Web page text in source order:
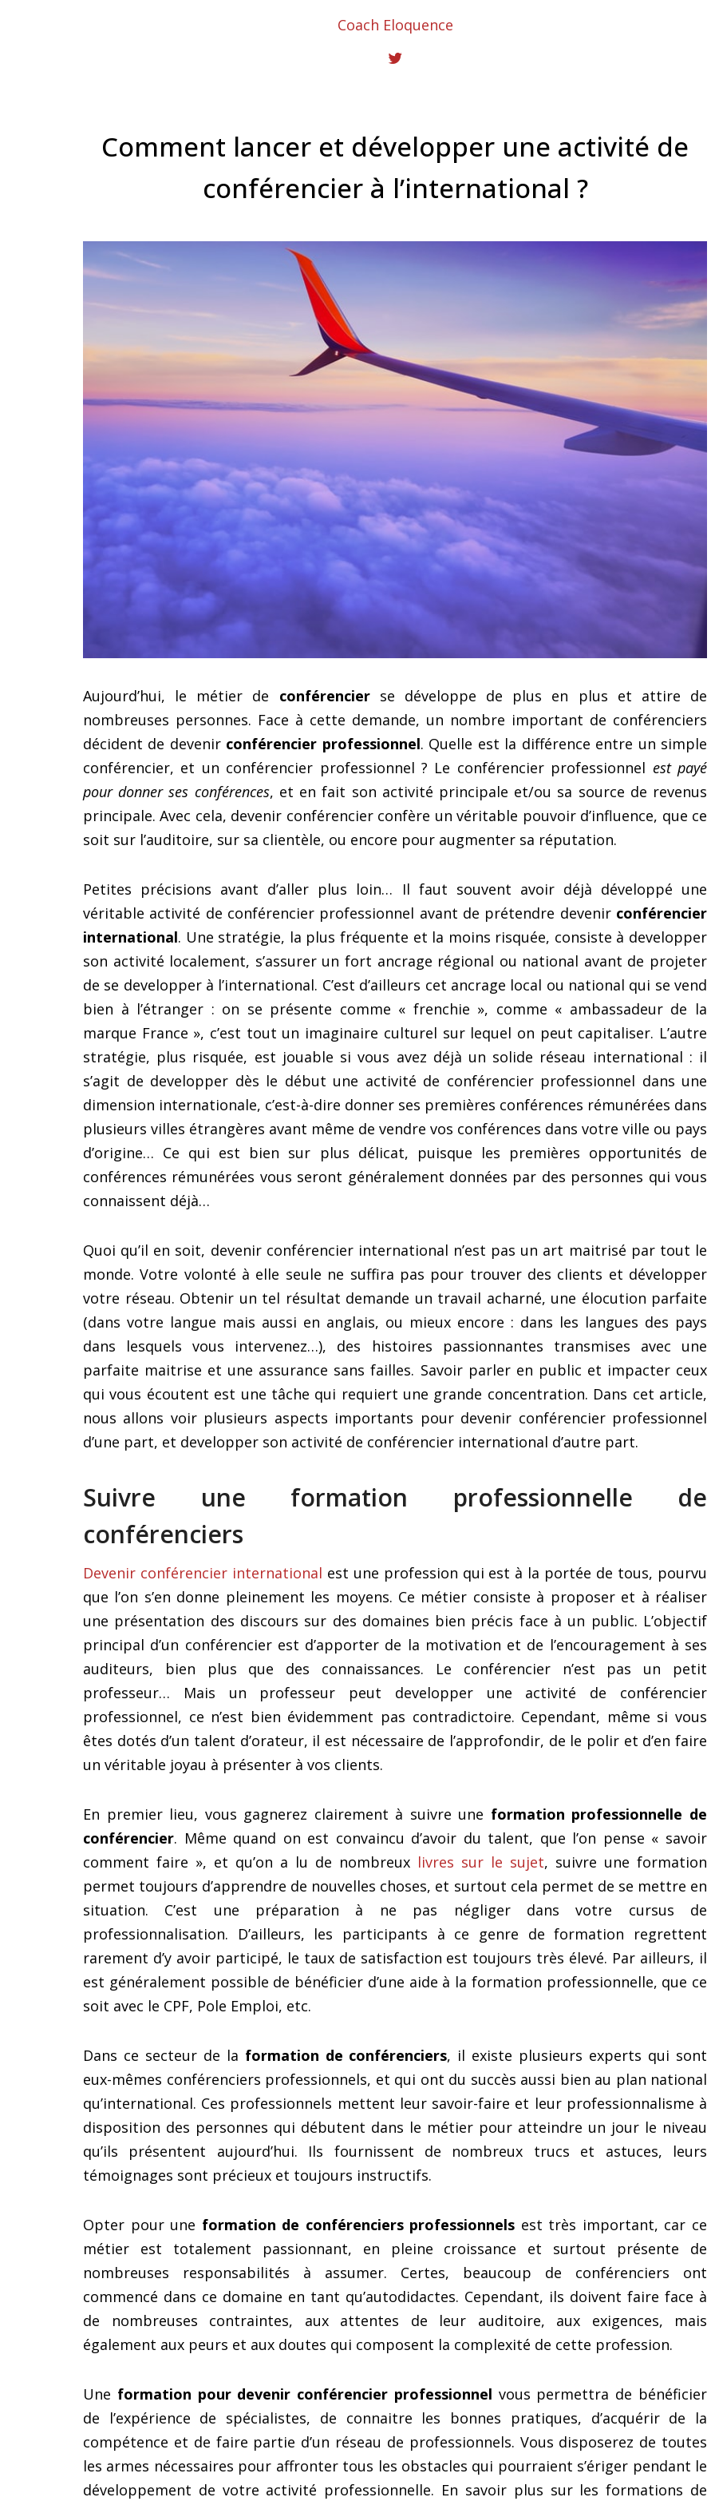
Coach Eloquence
Comment lancer et développer une activité de
conférencier à l’international ?
Aujourd’hui, le métier de conférencierse développe de plus en plus et attire de
nombreuses personnes. Face à cette demande, un nombre important de conférenciers
décident de devenir conférencier professionnel. Quelle est la différence entre un simple
conférencier, et un conférencier professionnel ? Le conférencier professionnel est payé
pour donner ses conférences, et en fait son activité principale et/ou sa source de revenus
principale. Avec cela, devenir conférencier confère un véritable pouvoir d’influence, que ce
soit sur l’auditoire, sur sa clientèle, ou encore pour augmenter sa réputation.
Petites précisions avant d’aller plus loin… Il faut souvent avoir déjà développé une
véritable activité de conférencier professionnel avant de prétendre devenir conférencier
international. Une stratégie, la plus fréquente et la moins risquée, consiste à developper
son activité localement, s’assurer un fort ancrage régional ou national avant de projeter
de se developper à l’international. C’est d’ailleurs cet ancrage local ou national qui se vend
bien à l’étranger : on se présente comme « frenchie », comme « ambassadeur de la
marque France », c’est tout un imaginaire culturel sur lequel on peut capitaliser. L’autre
stratégie, plus risquée, est jouable si vous avez déjà un solide réseau international : il
s’agit de developper dès le début une activité de conférencier professionnel dans une
dimension internationale, c’est-à-dire donner ses premières conférences rémunérées dans
plusieurs villes étrangères avant même de vendre vos conférences dans votre ville ou pays
d’origine… Ce qui est bien sur plus délicat, puisque les premières opportunités de
conférences rémunérées vous seront généralement données par des personnes qui vous
connaissent déjà…
Quoi qu’il en soit, devenir conférencier international n’est pas un art maitrisé par tout le
monde. Votre volonté à elle seule ne suffira pas pour trouver des clients et développer
votre réseau. Obtenir un tel résultat demande un travail acharné, une élocution parfaite
(dans votre langue mais aussi en anglais, ou mieux encore : dans les langues des pays
dans lesquels vous intervenez…), des histoires passionnantes transmises avec une
parfaite maitrise et une assurance sans failles. Savoir parler en public et impacter ceux
qui vous écoutent est une tâche qui requiert une grande concentration. Dans cet article,
nous allons voir plusieurs aspects importants pour devenir conférencier professionnel
d’une part, et developper son activité de conférencier international d’autre part.
Suivre une formation professionnelle de
conférenciers
Devenir conférencier international est une profession qui est à la portée de tous, pourvu
que l’on s’en donne pleinement les moyens. Ce métier consiste à proposer et à réaliser
une présentation des discours sur des domaines bien précis face à un public. L’objectif
principal d’un conférencier est d’apporter de la motivation et de l’encouragement à ses
auditeurs, bien plus que des connaissances. Le conférencier n’est pas un petit
professeur… Mais un professeur peut developper une activité de conférencier
professionnel, ce n’est bien évidemment pas contradictoire. Cependant, même si vous
êtes dotés d’un talent d’orateur, il est nécessaire de l’approfondir, de le polir et d’en faire
un véritable joyau à présenter à vos clients.
En premier lieu, vous gagnerez clairement à suivre une formation professionnelle de
conférencier. Même quand on est convaincu d’avoir du talent, que l’on pense « savoir
comment faire », et qu’on a lu de nombreux livres sur le sujet, suivre une formation
permet toujours d’apprendre de nouvelles choses, et surtout cela permet de se mettre en
situation. C’est une préparation à ne pas négliger dans votre cursus de
professionnalisation. D’ailleurs, les participants à ce genre de formation regrettent
rarement d’y avoir participé, le taux de satisfaction est toujours très élevé. Par ailleurs, il
est généralement possible de bénéficier d’une aide à la formation professionnelle, que ce
soit avec le CPF, Pole Emploi, etc.
Dans ce secteur de la formation de conférenciers, il existe plusieurs experts qui sont
eux-mêmes conférenciers professionnels, et qui ont du succès aussi bien au plan national
qu’international. Ces professionnels mettent leur savoir-faire et leur professionnalisme à
disposition des personnes qui débutent dans le métier pour atteindre un jour le niveau
qu’ils présentent aujourd’hui. Ils fournissent de nombreux trucs et astuces, leurs
témoignages sont précieux et toujours instructifs.
Opter pour une formation de conférenciers professionnels est très important, car ce
métier est totalement passionnant, en pleine croissance et surtout présente de
nombreuses responsabilités à assumer. Certes, beaucoup de conférenciers ont
commencé dans ce domaine en tant qu’autodidactes. Cependant, ils doivent faire face à
de nombreuses contraintes, aux attentes de leur auditoire, aux exigences, mais
également aux peurs et aux doutes qui composent la complexité de cette profession.
Une formation pour devenir conférencier professionnel vous permettra de bénéficier
de l’expérience de spécialistes, de connaitre les bonnes pratiques, d’acquérir de la
compétence et de faire partie d’un réseau de professionnels. Vous disposerez de toutes
les armes nécessaires pour affronter tous les obstacles qui pourraient s’ériger pendant le
développement de votre activité professionnelle. En savoir plus sur les formations de
sommeil pour décupler son
influence et son pouvoir
d’action
Les principales
lorsqu’on développe
activité à
des 3 secrets » pour
surmonter le trac et les
(même si vous ne